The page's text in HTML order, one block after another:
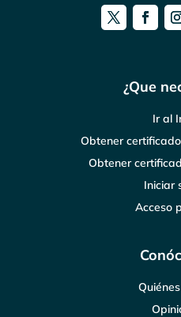
¿Que
Ir al
Obtener
Obtener
Iniciar
Acceso